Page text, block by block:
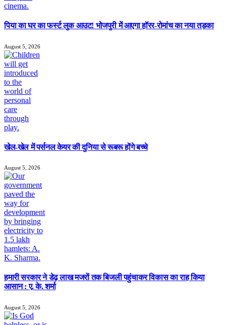
पिया का घर का फर्स्ट लुक आउट! भोजपुरी में आएगा हॉरर-रोमांच का नया तड़का
August 5, 2026
खेल-खेल में पर्सनल केयर की दुनिया से रूबरू होंगे बच्चे
August 5, 2026
हमारी सरकार ने डेढ़ लाख मजरों तक बिजली पहुंचाकर विकास का राह किया
आसान : ए. के. शर्मा
August 5, 2026